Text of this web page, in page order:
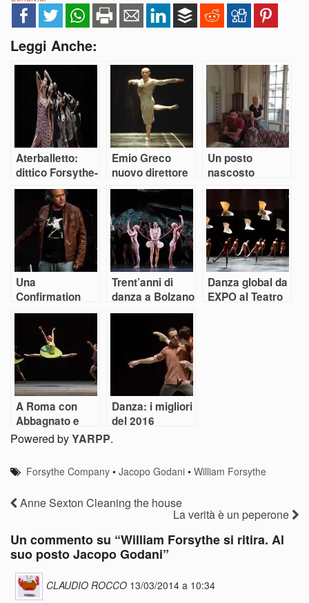
Leggi Anche:
Aterballetto:
dittico Forsythe-
Inger
Emio Greco
nuovo direttore
del Ballet de
Marseille
Un posto
nascosto
Una
Confirmation
per Jacopo
Gassmann
Trent’anni di
danza a Bolzano
Danza global da
EXPO al Teatro
A Roma con
Abbagnato e
grandi
coreografi il
Ballo si rilancia
Danza: i migliori
del 2016
Powered byYARPP.
Forsythe Company •Jacopo Godani •William Forsythe
Anne Sexton Cleaning the house
La verità è un peperone
Un commento su “William Forsythe si ritira. Al
suo posto Jacopo Godani”
CLAUDIO ROCCO 13/03/2014 a 10:34